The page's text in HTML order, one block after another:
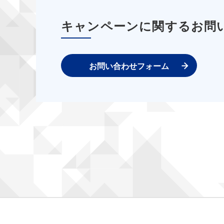
キャンペーンに関するお問
お問い合わせフォーム